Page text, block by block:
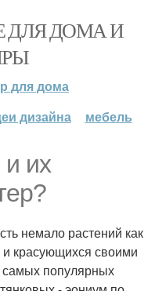
ДЛЯ ДОМА И
для дома
дизайна мебель
их
немало растений как
и красующихся своими
популярных